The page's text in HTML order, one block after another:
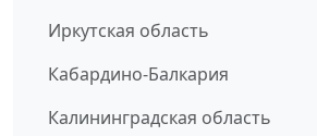
Иркутская область
Кабардино-Балкария
Калининградская область